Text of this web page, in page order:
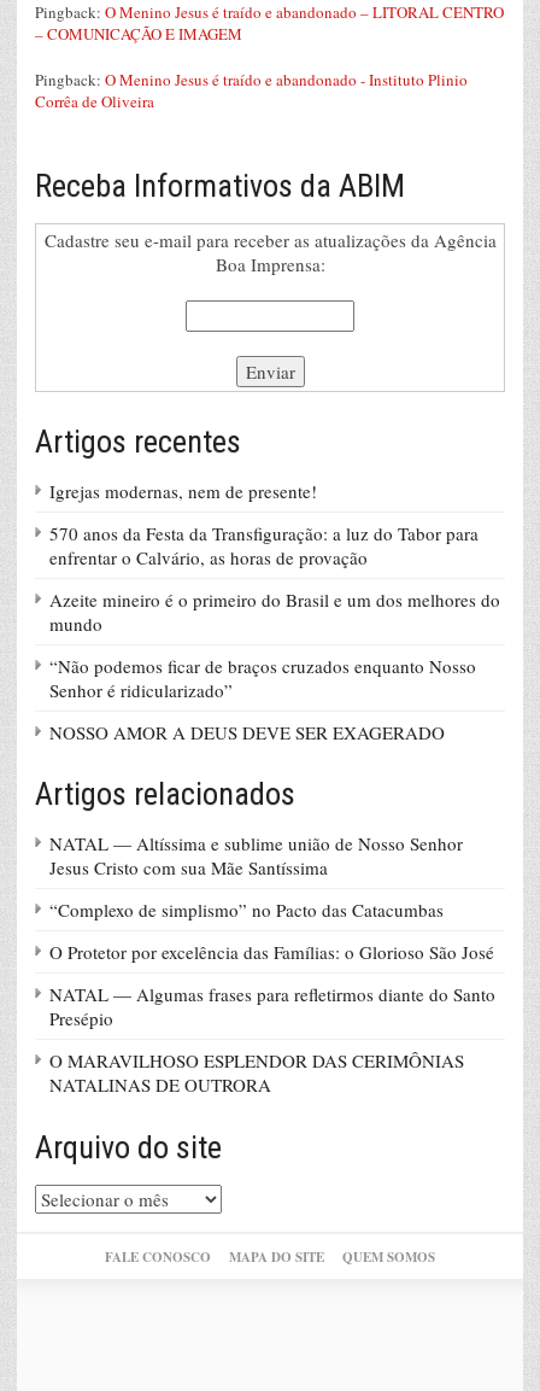
Pingback: O Menino Jesus é traído e abandonado – LITORAL CENTRO
– COMUNICAÇÃO E IMAGEM
Pingback: O Menino Jesus é traído e abandonado - Instituto Plinio
Corrêa de Oliveira
Receba Informativos da ABIM
Cadastre seu e-mail para receber as atualizações da Agência
Boa Imprensa:
Artigos recentes
Igrejas modernas, nem de presente!
570 anos da Festa da Transfiguração: a luz do Tabor para
enfrentar o Calvário, as horas de provação
Azeite mineiro é o primeiro do Brasil e um dos melhores do
mundo
“Não podemos ficar de braços cruzados enquanto Nosso
Senhor é ridicularizado”
NOSSO AMOR A DEUS DEVE SER EXAGERADO
Artigos relacionados
NATAL — Altíssima e sublime união de Nosso Senhor
Jesus Cristo com sua Mãe Santíssima
“Complexo de simplismo” no Pacto das Catacumbas
O Protetor por excelência das Famílias: o Glorioso São José
NATAL — Algumas frases para refletirmos diante do Santo
Presépio
O MARAVILHOSO ESPLENDOR DAS CERIMÔNIAS
NATALINAS DE OUTRORA
Arquivo do site
Arquivo
do
FALE CONOSCO MAPA DO SITE QUEM SOMOS